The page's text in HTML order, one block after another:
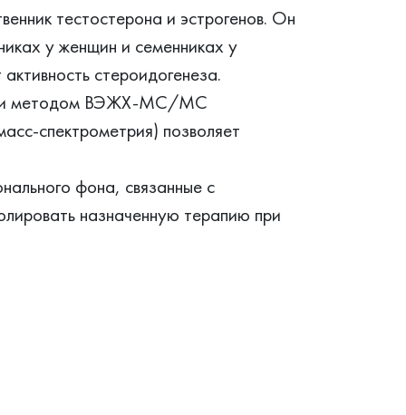
тестостерона и эстрогенов. Он
у женщин и семенниках у
стероидогенеза.
методом ВЭЖХ-МС/МС
спектрометрия) позволяет
фона, связанные с
назначенную терапию при